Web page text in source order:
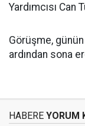
Yardımcısı
Görüşme, günün
ardından sona
HABERE YORUM